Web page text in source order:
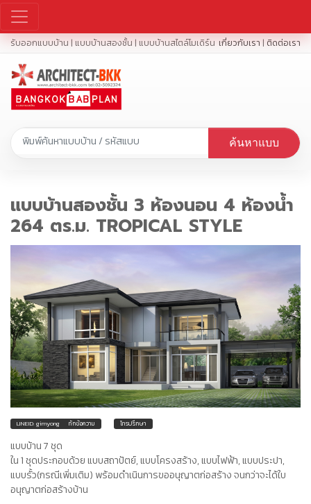
รับออกแบบบ้าน | แบบบ้านสองชั้น | แบบบ้านสไตล์โมเดิร์น เกี่ยวกับเรา | ติดต่อเรา
ค้นหาแบบ
แบบบ้านสองชั้น 3 ห้องนอน 4 ห้องน้ำ
264 ตร.ม. TROPICAL STYLE
LINEID: gimyong ทักข้อความ โทรปรึกษา
แบบบ้าน 7 ชุด
ใน 1 ชุดประกอบด้วย แบบสถาปัตย์, แบบโครงสร้าง, แบบไฟฟ้า, แบบประปา,
แบบรั้ว(กรณีเพิ่มเติม) พร้อมดำเนินการขออนุญาตก่อสร้าง จนกว่าจะได้ใบ
อนุญาตก่อสร้างบ้าน